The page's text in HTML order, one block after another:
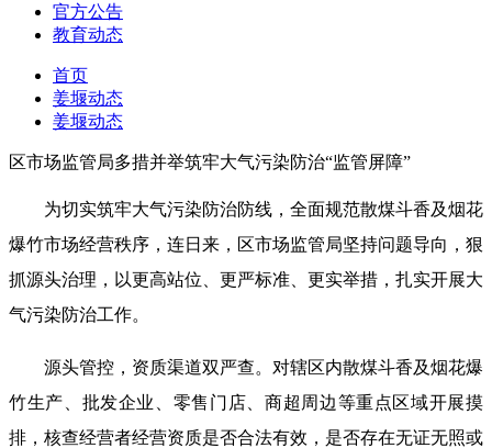
官方公告
教育动态
首页
姜堰动态
姜堰动态
区市场监管局多措并举筑牢大气污染防治“监管屏障”
为切实筑牢大气污染防治防线，全面规范散煤斗香及烟花
爆竹市场经营秩序，连日来，区市场监管局坚持问题导向，狠
抓源头治理，以更高站位、更严标准、更实举措，扎实开展大
气污染防治工作。
源头管控，资质渠道双严查。对辖区内散煤斗香及烟花爆
竹生产、批发企业、零售门店、商超周边等重点区域开展摸
排，核查经营者经营资质是否合法有效，是否存在无证无照或